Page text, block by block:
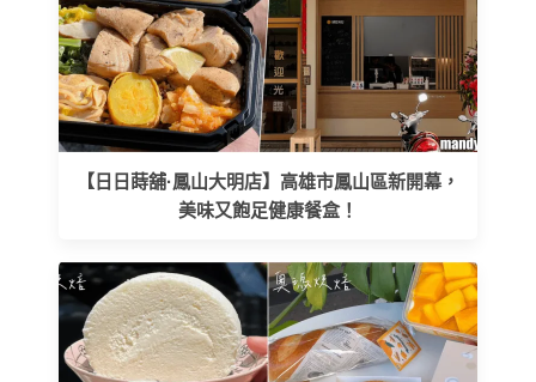
【日日蒔舖·鳳山大明店】高雄市鳳山區新開幕，
美味又飽足健康餐盒！